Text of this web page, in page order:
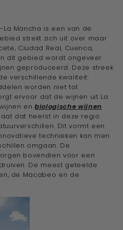
Mancha is een van de
strekt zich uit over maar
Ciudad Real, Cuenca,
dit gebied wordt ongeveer
geproduceerd. Deze streek
verschillende kwaliteit:
worden niet tot
ervoor dat de wijnen uit La
enbiologische wijnen
dat heerst in deze regio
Dit vormt een
technieken kan men
omgaan. De
bovendien voor een
De meest geteelde
de Macabeo en de